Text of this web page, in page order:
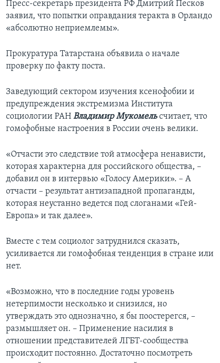
Пресс-секретарь президента РФ Дмитрий Песков
заявил, что попытки оправдания теракта в Орландо
«абсолютно неприемлемы».
Прокуратура Татарстана объявила о начале
проверку по факту поста.
Заведующий сектором изучения ксенофобии и
предупреждения экстремизма Института
социологии РАН Владимир Мукомельсчитает, что
гомофобные настроения в России очень велики.
«Отчасти это следствие той атмосфера ненависти,
которая характерна для российского общества, –
добавил он в интервью «Голосу Америки». – А
отчасти – результат антизападной пропаганды,
которая неустанно ведется под слоганами «Гей-
Европа» и так далее».
Вместе с тем социолог затруднился сказать,
усиливается ли гомофобная тенденция в стране или
нет.
«Возможно, что в последние годы уровень
нетерпимости несколько и снизился, но
утверждать это однозначно, я бы поостерегся, –
размышляет он. – Применение насилия в
отношении представителей ЛГБТ-сообщества
происходит постоянно. Достаточно посмотреть